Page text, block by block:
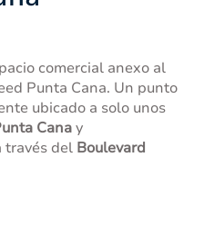
comercial anexo al
Punta Cana. Un punto
ubicado a solo unos
Canay
través del Boulevard